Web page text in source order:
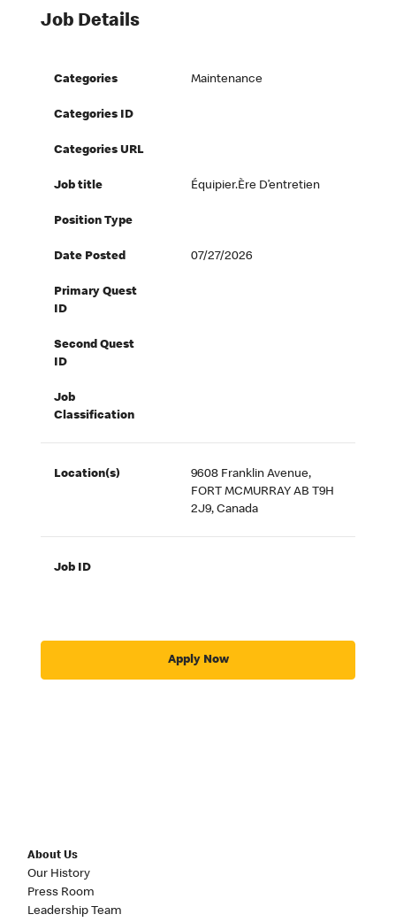
Job Details
Categories Maintenance
Categories ID
Categories URL
Job title Équipier.ère D’entretien
Position Type
Date Posted 07/27/2026
Primary Quest
ID
Second Quest
ID
Job
Classification
Location(s)
9608 Franklin Avenue,
FORT MCMURRAY AB T9H
2J9, Canada
Job ID
Apply Now
About Us
Our History
Press Room
Leadership Team